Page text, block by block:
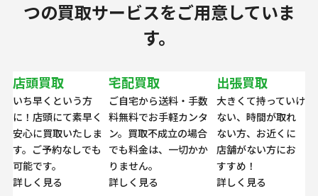
つの買取サービスをご用意していま
す。
店頭買取
いち早くという方
に！店頭にて素早く
安心に買取いたしま
す。ご予約なしでも
可能です。
詳しく見る
宅配買取
ご自宅から送料・手数
料無料でお手軽カンタ
ン。買取不成立の場合
でも料金は、一切かか
りません。
詳しく見る
出張買取
大きくて持っていけ
ない、時間が取れ
ない方、お近くに
店舗がない方にお
すすめ！
詳しく見る